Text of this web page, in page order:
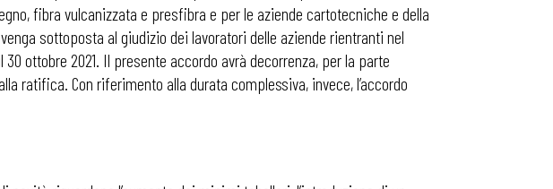
fibra vulcanizzata e presfibra e per le aziende cartotecniche e della
sottoposta al giudizio dei lavoratori delle aziende rientranti nel
ottobre 2021. Il presente accordo avrà decorrenza, per la parte
ratifica. Con riferimento alla durata complessiva, invece, l’accordo